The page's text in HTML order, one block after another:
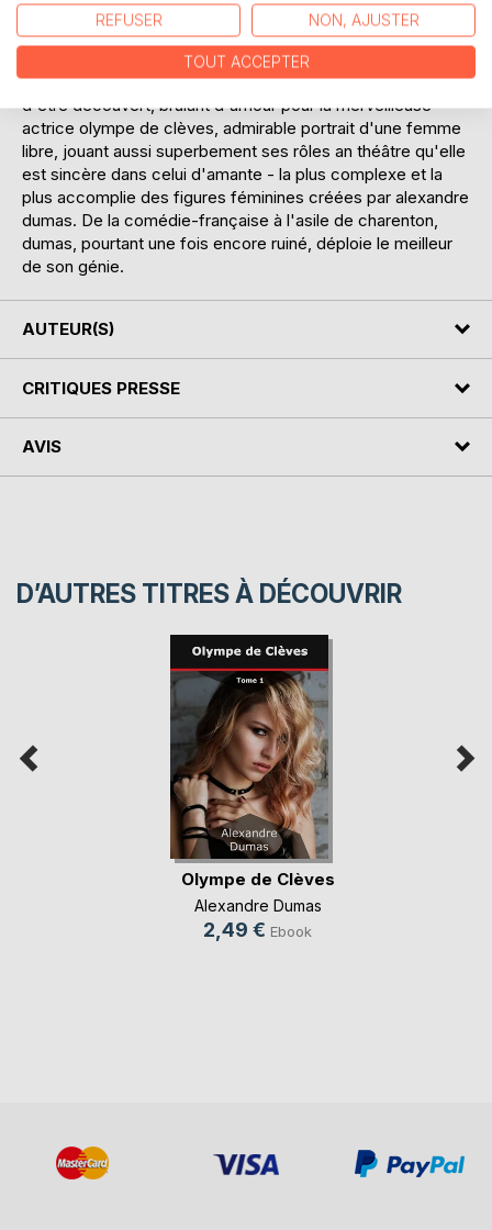
héros flamboyants, dont l'existence est attestée par
nombre de documents, s'aiment, se déchirent, se quittent,
se retrouvent : le beau bannière qui a déserté les jésuites
pour les planches, tendre, impulsif, malheureux, menacé
d'être découvert, brûlant d'amour pour la merveilleuse
actrice olympe de clèves, admirable portrait d'une femme
libre, jouant aussi superbement ses rôles an théâtre qu'elle
est sincère dans celui d'amante - la plus complexe et la
plus accomplie des figures féminines créées par alexandre
dumas. De la comédie-française à l'asile de charenton,
dumas, pourtant une fois encore ruiné, déploie le meilleur
de son génie.
AUTEUR(S)
CRITIQUES PRESSE
AVIS
D’AUTRES TITRES À DÉCOUVRIR
Olympe de Clèves
Alexandre Dumas
2,49 € Ebook
REFUSER NON, AJUSTER
TOUT ACCEPTER